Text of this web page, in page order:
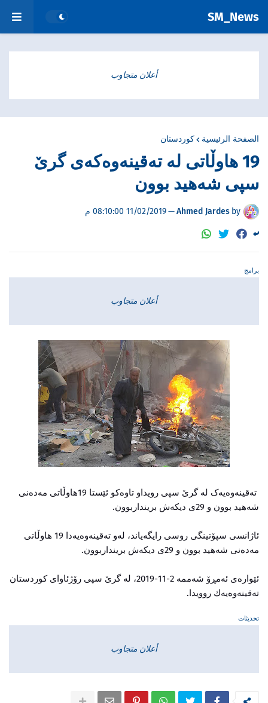
SM_News
أعلان متجاوب
الصفحة الرئيسية کوردستان
19 هاوڵاتی لە تەقینەوەكەی گرێ
سپی شەهید بوون
by
Ahmed Jardes
—11/02/2019 08:10:00 م
برامج
أعلان متجاوب
تەقینەوەیەک لە گرێ سپی رویداو تاوەكو ئێستا 19هاوڵاتی مەدەنی
شەهید بوون و 29ی دیكەش برینداربوون.
ئاژانسی سپۆتینگی روسی رایگەیاند، لەو تەقینەوەیەدا 19 هاوڵاتی
مەدەنی شەهید بوون و 29ی دیكەش برینداربوون.
ئێوارەی ئەمڕۆ شەممە 2-11-2019، لە گرێ‌ سپی رۆژئاوای كوردستان
تەقینەوەیەك روویدا.
تحديثات
أعلان متجاوب